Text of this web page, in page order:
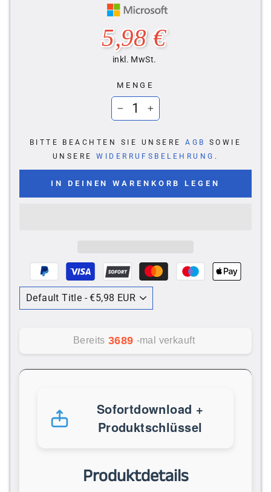
5,98 €
inkl. MwSt.
MENGE
BITTE BEACHTEN SIE UNSEREAGB
SOWIE
UNSEREWIDERRUFSBELEHRUNG .
IN DEINEN WARENKORB LEGEN
Bereits 3689 -mal verkauft
Sofortdownload +
Produktschlüssel
Produktdetails